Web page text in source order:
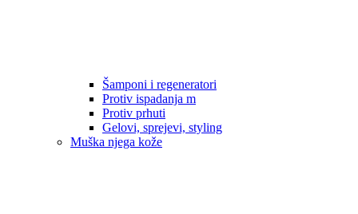
Šamponi i regeneratori
Protiv ispadanja m
Protiv prhuti
Gelovi, sprejevi, styling
Muška njega kože